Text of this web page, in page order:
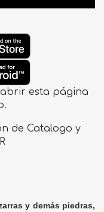
de Catalogo y
y demás piedras,